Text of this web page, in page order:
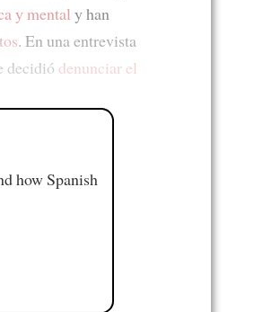
y mental y han
. En una entrevista
decidió denunciar el
how Spanish